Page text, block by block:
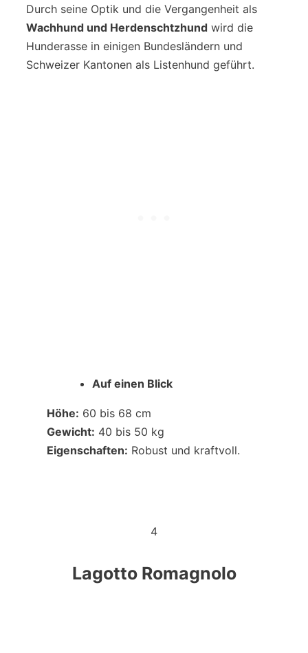
Durch seine Optik und die Vergangenheit als
Wachhund und Herdenschtzhund wird die
Hunderasse in einigen Bundesländern und
Schweizer Kantonen als Listenhund geführt.
Auf einen Blick
Höhe: 60 bis 68 cm
Gewicht: 40 bis 50 kg
Eigenschaften: Robust und kraftvoll.
4
Lagotto Romagnolo